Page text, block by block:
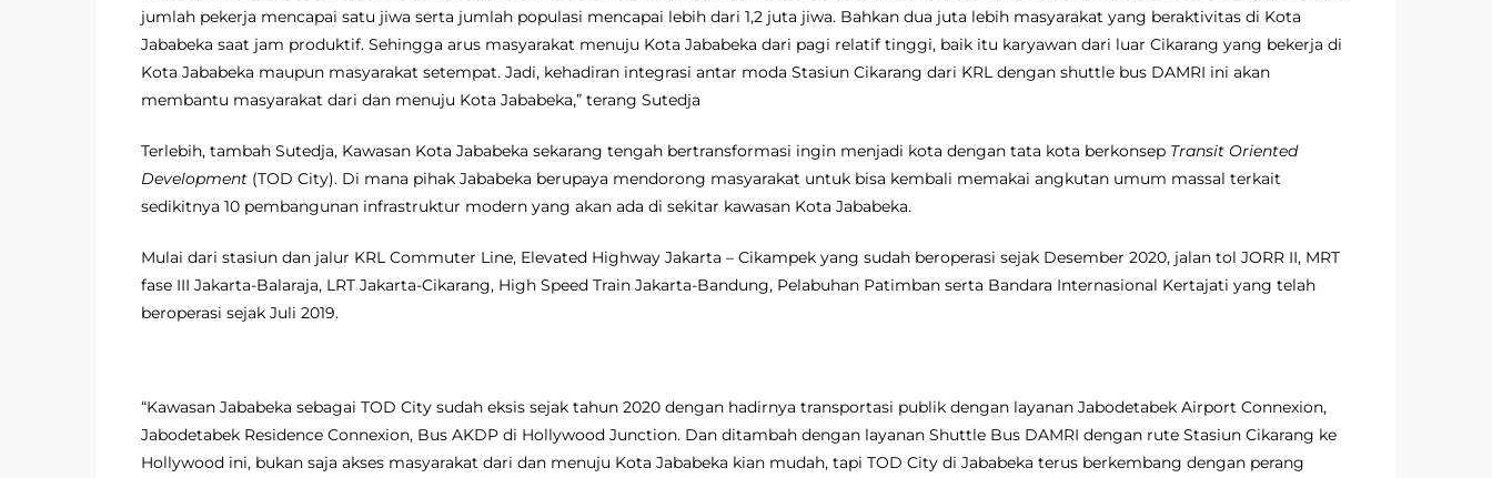
jumlah pekerja mencapai satu jiwa serta jumlah populasi mencapai lebih dari 1,2 juta jiwa. Bahkan dua juta lebih masyarakat yang beraktivitas di Kota
Jababeka saat jam produktif. Sehingga arus masyarakat menuju Kota Jababeka dari pagi relatif tinggi, baik itu karyawan dari luar Cikarang yang bekerja di
Kota Jababeka maupun masyarakat setempat. Jadi, kehadiran integrasi antar moda Stasiun Cikarang dari KRL dengan shuttle bus DAMRI ini akan
membantu masyarakat dari dan menuju Kota Jababeka,” terang Sutedja
Terlebih, tambah Sutedja, Kawasan Kota Jababeka sekarang tengah bertransformasi ingin menjadi kota dengan tata kota berkonsep Transit Oriented
Development (TOD City). Di mana pihak Jababeka berupaya mendorong masyarakat untuk bisa kembali memakai angkutan umum massal terkait
sedikitnya 10 pembangunan infrastruktur modern yang akan ada di sekitar kawasan Kota Jababeka.
Mulai dari stasiun dan jalur KRL Commuter Line, Elevated Highway Jakarta – Cikampek yang sudah beroperasi sejak Desember 2020, jalan tol JORR II, MRT
fase III Jakarta-Balaraja, LRT Jakarta-Cikarang, High Speed Train Jakarta-Bandung, Pelabuhan Patimban serta Bandara Internasional Kertajati yang telah
beroperasi sejak Juli 2019.
“Kawasan Jababeka sebagai TOD City sudah eksis sejak tahun 2020 dengan hadirnya transportasi publik dengan layanan Jabodetabek Airport Connexion,
Jabodetabek Residence Connexion, Bus AKDP di Hollywood Junction. Dan ditambah dengan layanan Shuttle Bus DAMRI dengan rute Stasiun Cikarang ke
Hollywood ini, bukan saja akses masyarakat dari dan menuju Kota Jababeka kian mudah, tapi TOD City di Jababeka terus berkembang dengan perang